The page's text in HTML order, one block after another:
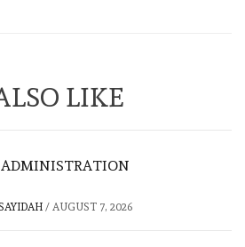
LIKE
/ AUGUST 7, 2026